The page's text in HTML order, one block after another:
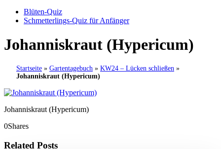
Blüten-Quiz
Schmetterlings-Quiz für Anfänger
Johanniskraut (Hypericum)
Startseite » Gartentagebuch » KW24 – Lücken schließen »
Johanniskraut (Hypericum)
Johanniskraut (Hypericum)
0Shares
Related Posts